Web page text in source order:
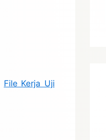
File Kerja Uji